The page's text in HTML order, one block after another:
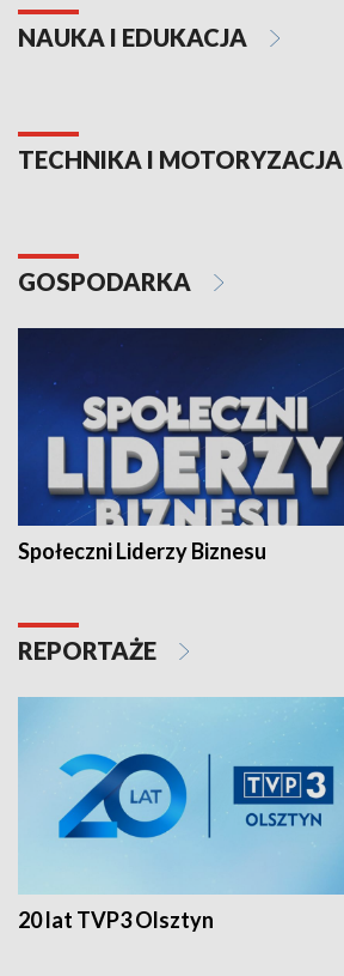
NAUKA I EDUKACJA
TECHNIKA I MOTORYZACJA
GOSPODARKA
Społeczni Liderzy Biznesu
REPORTAŻE
20 lat TVP3 Olsztyn